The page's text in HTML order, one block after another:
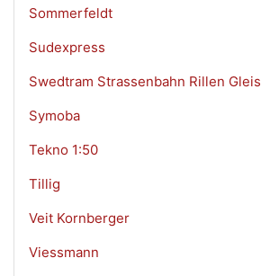
Sommerfeldt
Sudexpress
Swedtram Strassenbahn Rillen Gleis
Symoba
Tekno 1:50
Tillig
Veit Kornberger
Viessmann